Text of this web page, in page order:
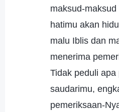
maksud-
hatimu akan
malu Iblis dan
menerima
Tidak peduli
saudarimu,
pemeriksaan-